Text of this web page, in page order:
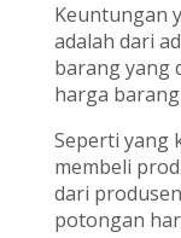
Keuntungan
adalah dari
barang yang
harga
Seperti yang
membeli
dari
potongan